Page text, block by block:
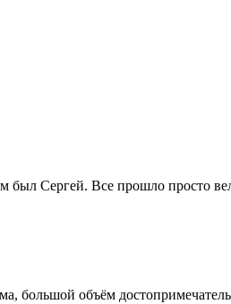
Сергей. Все прошло просто
большой объём